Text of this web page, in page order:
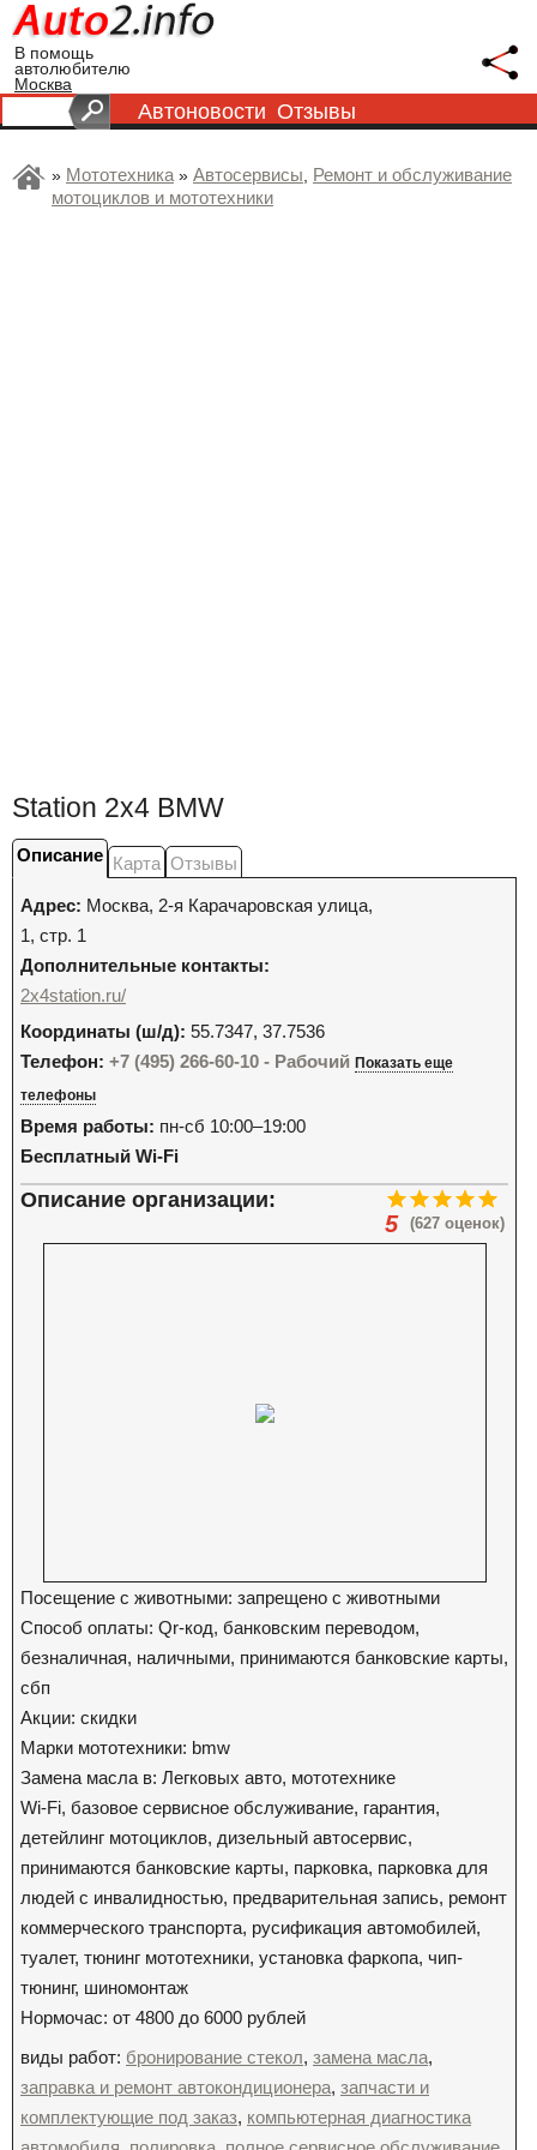
В помощь
автолюбителю
Москва
Автоновости Отзывы
» Мототехника» Автосервисы, Ремонт и обслуживание
мотоциклов и мототехники
Station 2x4 BMW
Описание Карта Отзывы
Адрес: Москва, 2-я Карачаровская улица,
1, стр. 1
Дополнительные контакты:
2x4station.ru/
Координаты (ш/д): 55.7347, 37.7536
Телефон: +7 (495) 266-60-10 - Рабочий Показать еще
телефоны
Время работы: пн-сб 10:00–19:00
Бесплатный Wi-Fi
(627 оценок)
5
Описание организации:
Посещение с животными: запрещено с животными
Способ оплаты: Qr-код, банковским переводом,
безналичная, наличными, принимаются банковские карты,
сбп
Акции: скидки
Марки мототехники: bmw
Замена масла в: Легковых авто, мототехнике
Wi-Fi, базовое сервисное обслуживание, гарантия,
детейлинг мотоциклов, дизельный автосервис,
принимаются банковские карты, парковка, парковка для
людей с инвалидностью, предварительная запись, ремонт
коммерческого транспорта, русификация автомобилей,
туалет, тюнинг мототехники, установка фаркопа, чип-
тюнинг, шиномонтаж
Нормочас: от 4800 до 6000 рублей
виды работ: бронирование стекол, замена масла,
заправка и ремонт автокондиционера, запчасти и
комплектующие под заказ, компьютерная диагностика